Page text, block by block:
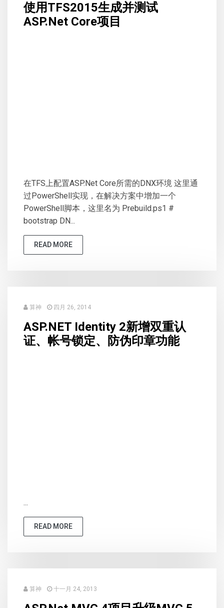
使用TFS2015生成并测试
ASP.Net Core项目
在TFS上配置ASP.Net Core所需的DNX环境 这里通
过PowerShell实现，在解决方案中增加一个
PowerShell脚本，这里名为 Prebuild.ps1 #
bootstrap DN...
READ MORE
算神 四月 26, 2014
ASP.NET Identity 2新增双重认
证、帐号锁定、防伪印章功能
...
READ MORE
算神 十一月 24, 2013